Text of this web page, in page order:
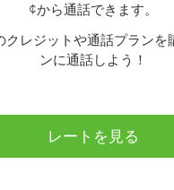
¢から通話できます。
クレジットや通話プランを
ンに通話しよう！
レートを見る